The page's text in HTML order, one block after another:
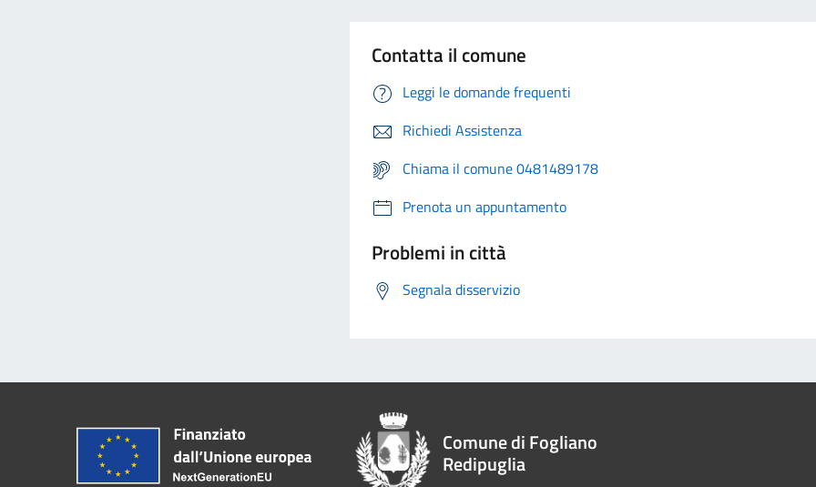
Contatta il comune
Leggi le domande frequenti
Richiedi Assistenza
Chiama il comune 0481489178
Prenota un appuntamento
Problemi in città
Segnala disservizio
Comune di Fogliano
Redipuglia